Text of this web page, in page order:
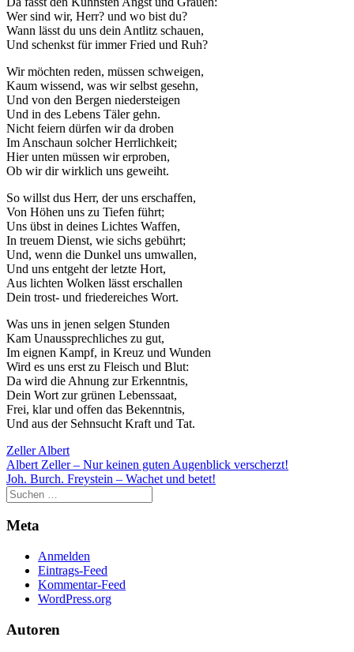
Wer sind wir, Herr? und wo bist du?
Wann lässt du uns dein Antlitz schauen,
Und schenkst für immer Fried und Ruh?
Wir möchten reden, müssen schweigen,
Kaum wissend, was wir selbst gesehn,
Und von den Bergen niedersteigen
Und in des Lebens Täler gehn.
Nicht feiern dürfen wir da droben
Im Anschaun solcher Herrlichkeit;
Hier unten müssen wir erproben,
Ob wir dir wirklich uns geweiht.
So willst dus Herr, der uns erschaffen,
Von Höhen uns zu Tiefen führt;
Uns übst in deines Lichtes Waffen,
In treuem Dienst, wie sichs gebührt;
Und, wenn die Dunkel uns umwallen,
Und uns entgeht der letzte Hort,
Aus lichten Wolken lässt erschallen
Dein trost- und friedereiches Wort.
Was uns in jenen selgen Stunden
Kam Unaussprechliches zu gut,
Im eignen Kampf, in Kreuz und Wunden
Wird es uns erst zu Fleisch und Blut:
Da wird die Ahnung zur Erkenntnis,
Dein Wort zur grünen Lebenssaat,
Frei, klar und offen das Bekenntnis,
Und aus der Sehnsucht Kraft und Tat.
Zeller Albert
Beitragsnavigation
Albert Zeller – Nur keinen guten Augenblick verscherzt!
Joh. Burch. Freystein – Wachet und betet!
Meta
Anmelden
Eintrags-Feed
Kommentar-Feed
WordPress.org
Autoren